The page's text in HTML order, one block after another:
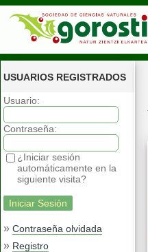
USUARIOS REGISTRADOS
Usuario:
Contraseña:
¿Iniciar sesión
automáticamente en la
siguiente visita?
» Contraseña olvidada
» Registro